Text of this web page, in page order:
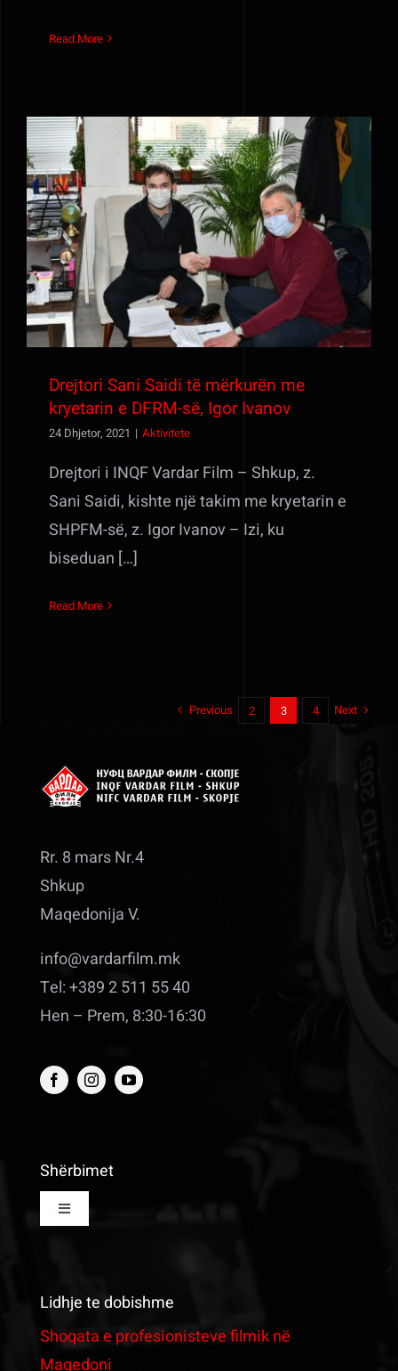
Read More
Drejtori Sani Saidi të mërkurën me
kryetarin e DFRM-së, Igor Ivanov
Drejtori Sani Saidi të mërkurën me
kryetarin e DFRM-së, Igor Ivanov
24 Dhjetor, 2021 | Aktivitete
Drejtori i INQF Vardar Film – Shkup, z.
Sani Saidi, kishte një takim me kryetarin e
SHPFM-së, z. Igor Ivanov – Izi, ku
biseduan […]
Read More
Previous 2 3 4 Next
Rr. 8 mars Nr.4
Shkup
Maqedonija V.
info@vardarfilm.mk
Tel: +389 2 511 55 40
Hen – Prem, 8:30-16:30
Shërbimet
Toggle
Navigation
Salla e Zërimit
Lidhje te dobishme
Shoqata e profesionisteve filmik në
Maqedoni